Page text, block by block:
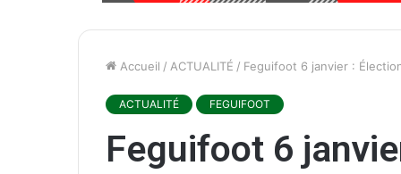
Accueil / ACTUALITÉ / Feguifoot 6 janvier :
ACTUALITÉ FEGUIFOOT
Feguifoot 6